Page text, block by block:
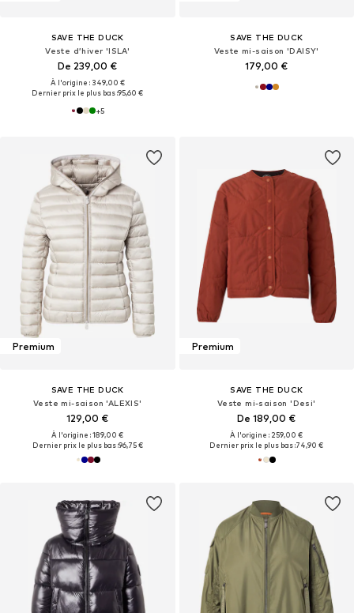
SAVE THE DUCK
Veste d’hiver 'ISLA'
De 239,00 €
À l'origine : 349,00 €
Dernier prix le plus bas :95,60 €
+5
SAVE THE DUCK
Veste mi-saison 'DAISY'
179,00 €
Premium
SAVE THE DUCK
Veste mi-saison 'ALEXIS'
129,00 €
À l'origine : 189,00 €
Dernier prix le plus bas :96,75 €
Premium
SAVE THE DUCK
Veste mi-saison 'Desi'
De 189,00 €
À l'origine : 259,00 €
Dernier prix le plus bas :74,90 €